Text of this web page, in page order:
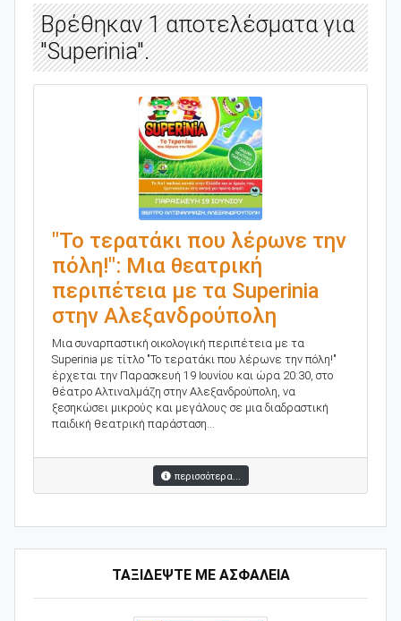
ΤΑΞΙΔΕΨΤΕ ΜΕ ΑΣΦΑΛΕΙΑ
Βρέθηκαν 1 αποτελέσματα για
"Superinia".
"Το τερατάκι που λέρωνε την
πόλη!": Μια θεατρική
περιπέτεια με τα Superinia
στην Αλεξανδρούπολη
Μια συναρπαστική οικολογική περιπέτεια με τα
Superinia με τίτλο "Το τερατάκι που λέρωνε την πόλη!"
έρχεται την Παρασκευή 19 Ιουνίου και ώρα 20:30, στο
θέατρο Αλτιναλμάζη στην Αλεξανδρούπολη, να
ξεσηκώσει μικρούς και μεγάλους σε μια διαδραστική
παιδική θεατρική παράσταση...
περισσότερα...